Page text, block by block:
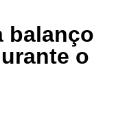
balanço
o